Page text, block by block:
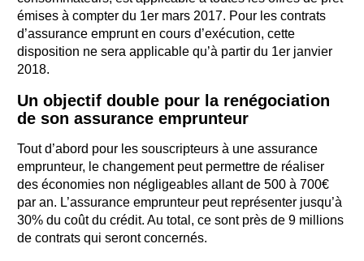
émises à compter du 1er mars 2017. Pour les contrats
d’assurance emprunt en cours d’exécution, cette
disposition ne sera applicable qu’à partir du 1er janvier
2018.
Un objectif double pour la renégociation
de son assurance emprunteur
Tout d’abord pour les souscripteurs à une assurance
emprunteur, le changement peut permettre de réaliser
des économies non négligeables allant de 500 à 700€
par an. L’assurance emprunteur peut représenter jusqu’à
30% du coût du crédit. Au total, ce sont près de 9 millions
de contrats qui seront concernés.